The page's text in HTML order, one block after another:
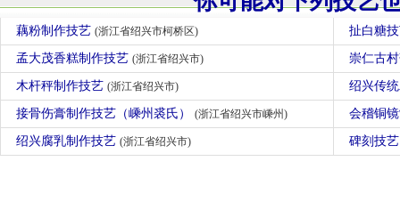
藕粉制作技艺 (浙江省绍兴市柯桥区) 扯白糖
孟大茂香糕制作技艺 (浙江省绍兴市) 崇仁古
木杆秤制作技艺 (浙江省绍兴市) 绍兴传
接骨伤膏制作技艺（嵊州裘氏） (浙江省绍兴市嵊州) 会稽铜
绍兴腐乳制作技艺 (浙江省绍兴市) 碑刻技